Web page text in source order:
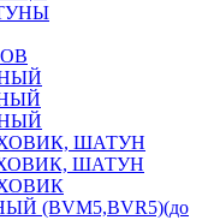
ШАТУН
ШАТУН
(BVM5,BVR5)(до